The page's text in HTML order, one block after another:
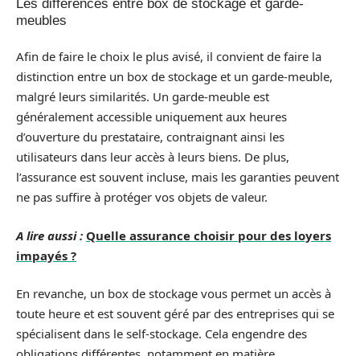
Les différences entre box de stockage et garde-
meubles
Afin de faire le choix le plus avisé, il convient de faire la
distinction entre un box de stockage et un garde-meuble,
malgré leurs similarités. Un garde-meuble est
généralement accessible uniquement aux heures
d’ouverture du prestataire, contraignant ainsi les
utilisateurs dans leur accès à leurs biens. De plus,
l’assurance est souvent incluse, mais les garanties peuvent
ne pas suffire à protéger vos objets de valeur.
A lire aussi : Quelle assurance choisir pour des loyers
impayés ?
En revanche, un box de stockage vous permet un accès à
toute heure et est souvent géré par des entreprises qui se
spécialisent dans le self-stockage. Cela engendre des